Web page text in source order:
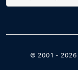
© 2001 - 2026